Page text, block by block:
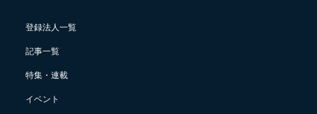
登録法人一覧
記事一覧
特集・連載
イベント